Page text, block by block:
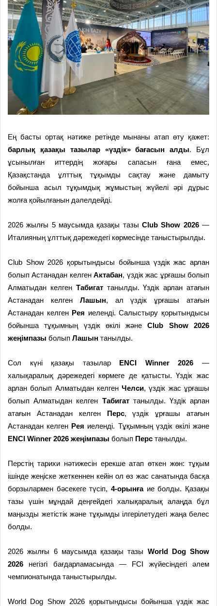
Ең басты ортақ нәтиже ретінде мынаны атап өту қажет:
барлық қазақы тазылар «үздік» бағасын алды. Бұл
ұсынылған иттердің жоғары сапасын ғана емес,
Қазақстанда ұлттық тұқымды сақтау және дамыту
бойынша асыл тұқымдық жұмыстың жүйелі әрі дұрыс
жолға қойылғанын дәлелдейді.
2026 жылғы 5 маусымда қазақы тазы Club Show 2026—
Италияның ұлттық дәрежедегі көрмесінде таныстырылды.
Club Show 2026 қорытындысы бойынша үздік жас арлан
болып Астанадан келгенАктабан, үздік жас ұрғашы болып
Алматыдан келген Табигаттанылды. Үздік арлан атағын
Астанадан келген Лашын, ал үздік ұрғашы атағын
Астанадан келген Рея иеленді. Салыстыру қорытындысы
бойынша тұқымның үздік өкілі жәнеClub Show 2026
жеңімпазы болып Лашын танылды.
Сол күні қазақы тазылар ENCI Winner 2026 —
халықаралық дәрежедегі көрмеге де қатысты. Үздік жас
арлан болып Алматыдан келгенЧелси, үздік жас ұрғашы
болып Алматыдан келген Табигаттанылды. Үздік арлан
атағын Астанадан келген Перс, үздік ұрғашы атағын
Астанадан келген Рея иеленді. Тұқымның үздік өкілі және
ENCI Winner 2026 жеңімпазы болып Перс танылды.
Перстің тарихи нәтижесін ерекше атап өткен жөн: тұқым
ішінде жеңіске жеткеннен кейін ол өз жас санатында басқа
борзылармен бәсекеге түсіп, 4-орынғаие болды. Қазақы
тазы үшін мұндай деңгейдегі халықаралық алаңда бұл
маңызды жетістік және тұқымды ілгерілетудегі жаңа белес
болды.
2026 жылғы 6 маусымда қазақы тазы World Dog Show
2026 негізгі бағдарламасында — FCI жүйесіндегі әлем
чемпионатында таныстырылды.
World Dog Show 2026 қорытындысы бойынша үздік жас